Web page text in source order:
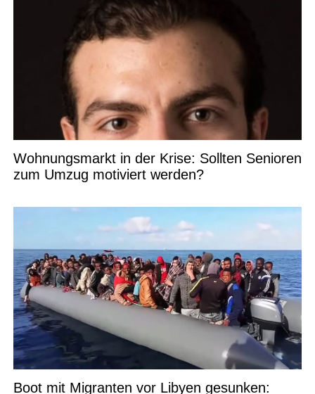
Wohnungsmarkt in der Krise: Sollten Senioren
zum Umzug motiviert werden?
Boot mit Migranten vor Libyen gesunken: